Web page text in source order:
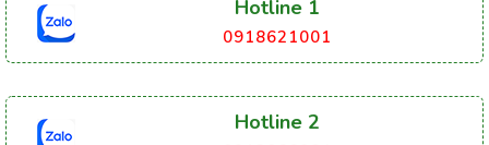
Hotline 1
0918621001
Hotline 2